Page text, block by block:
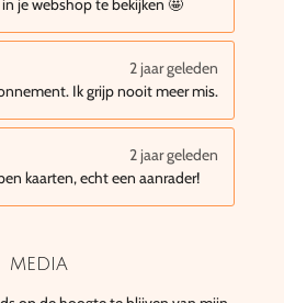
je webshop te bekijken 🤩
2 jaar geleden
Ik grijp nooit meer mis.
2 jaar geleden
kaarten, echt een aanrader!
media